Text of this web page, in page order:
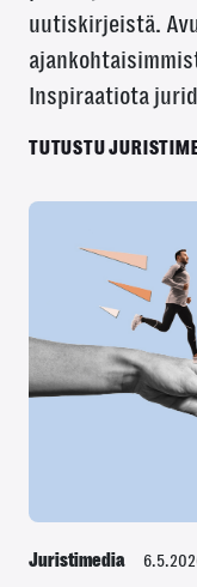
uutiskirjeistä.
Inspiraatiota
TUTUSTU
Juristimedia